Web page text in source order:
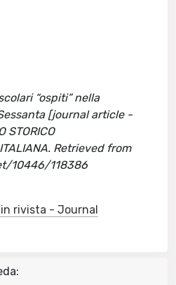
“ospiti” nella
[journal article -
STORICO
ITALIANA. Retrieved from
10446/118386
rivista - Journal